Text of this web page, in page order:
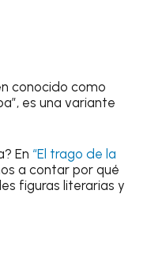
conocido como
es una variante
En “El trago de la
a contar por qué
figuras literarias y